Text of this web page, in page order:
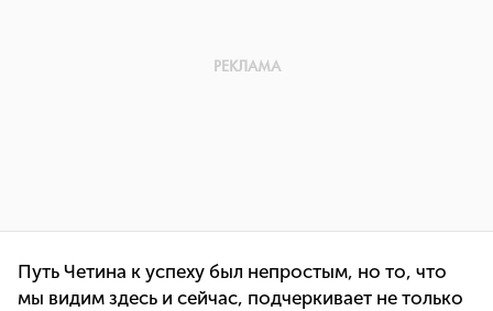
Путь Четина к успеху был непростым, но то, что
мы видим здесь и сейчас, подчеркивает не только